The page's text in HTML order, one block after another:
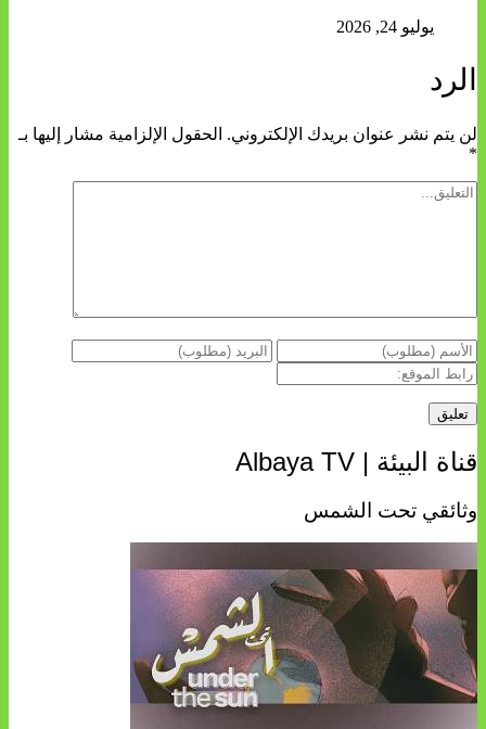
يوليو 24, 2026
الرد
لن يتم نشر عنوان بريدك الإلكتروني. الحقول الإلزامية مشار إليها بـ
*
قناة البيئة | Albaya TV
وثائقي تحت الشمس